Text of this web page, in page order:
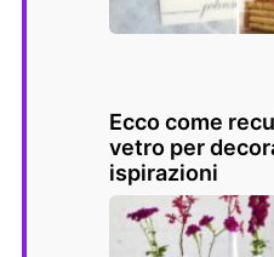
Ecco come
vetro per
ispirazioni